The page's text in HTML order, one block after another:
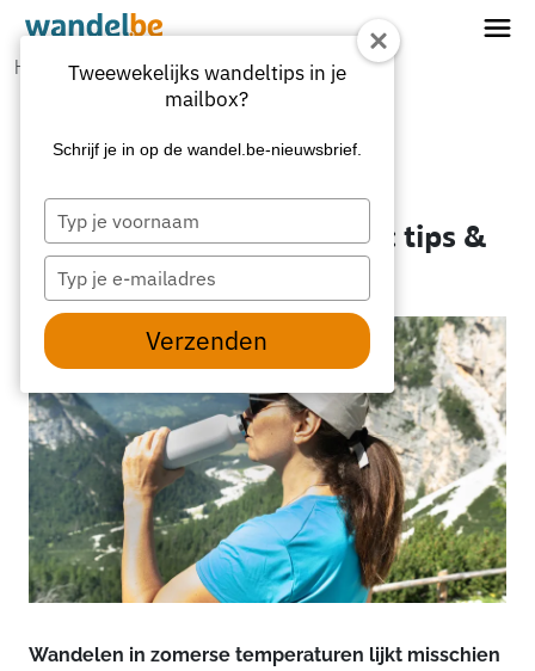
Home
Home
Gezondheid
Wandelen in de warmte: tips & tricks
Wandelen in de warmte: tips &
Wandelen in zomerse temperaturen lijkt misschien
Tweewekelijks wandeltips in je
mailbox?
Schrijf je in op de wandel.be-nieuwsbrief.
Typ
je
naam
Typ
je
e-
mailadres
in
Verzenden